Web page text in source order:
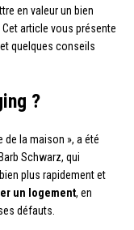
en valeur un bien
article vous présente
quelques conseils
?
de la maison », a été
Schwarz, qui
plus rapidement et
un logement, en
défauts.